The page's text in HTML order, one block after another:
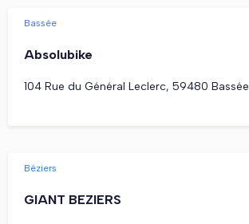
Bassée
Absolubike
104 Rue du Général Leclerc, 59480 Bassée
Béziers
GIANT BEZIERS